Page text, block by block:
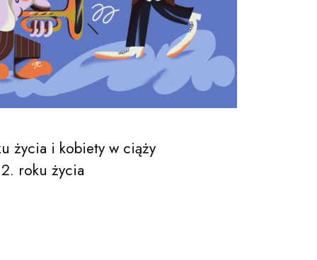
życia i kobiety w ciąży
roku życia